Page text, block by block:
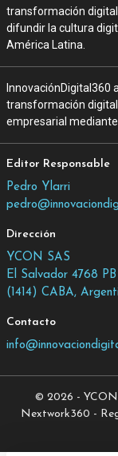
transformación
difundir la cultura
América Latina.
InnovaciónDigital360
transformación
empresarial
Editor Responsable
Pedro Ylarri
Dirección
YCON SAS
El Salvador 4768 PB
(1414) CABA,
Contacto
© 2026 - YCON
Nextwork360 -